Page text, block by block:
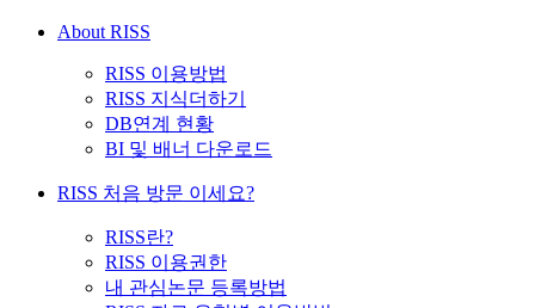
About RISS
RISS 이용방법
RISS 지식더하기
DB연계 현황
BI 및 배너 다운로드
RISS 처음 방문 이세요?
RISS란?
RISS 이용권한
내 관심논문 등록방법